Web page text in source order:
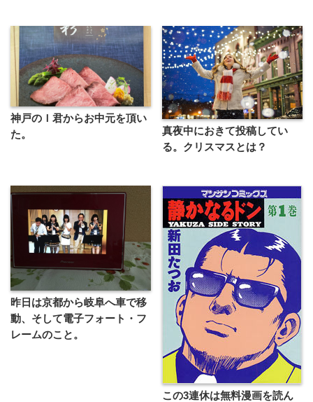
神戸のＩ君からお中元を頂い
た。
真夜中におきて投稿してい
る。クリスマスとは？
昨日は京都から岐阜へ車で移
動、そして電子フォート・フ
レームのこと。
この3連休は無料漫画を読ん